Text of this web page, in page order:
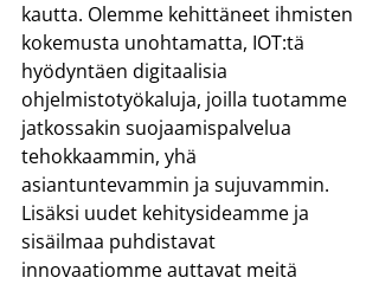
kautta. Olemme kehittäneet ihmisten
kokemusta unohtamatta, IOT:tä
hyödyntäen digitaalisia
ohjelmistotyökaluja, joilla tuotamme
jatkossakin suojaamispalvelua
tehokkaammin, yhä
asiantuntevammin ja sujuvammin.
Lisäksi uudet kehitysideamme ja
sisäilmaa puhdistavat
innovaatiomme auttavat meitä